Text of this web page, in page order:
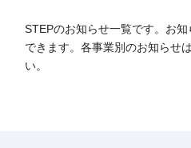
STEPのお知らせ一覧です。お
できます。各事業別のお知らせ
い。